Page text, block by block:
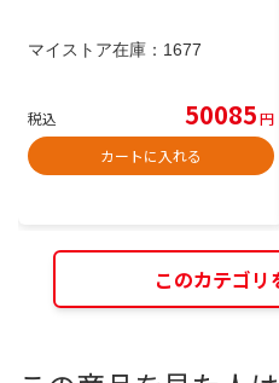
マイストア在庫： 1677
税込 50085円
カートに入れる
このカテゴリ